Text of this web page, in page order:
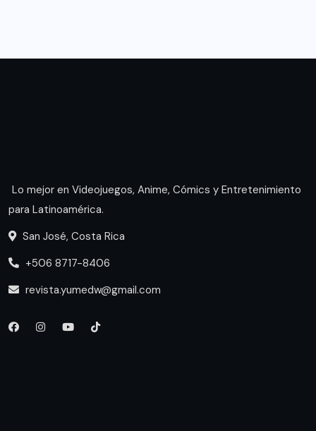
Lo mejor en Videojuegos, Anime, Cómics y Entretenimiento
para Latinoamérica.
San José, Costa Rica
+506 8717-8406
revista.yumedw@gmail.com